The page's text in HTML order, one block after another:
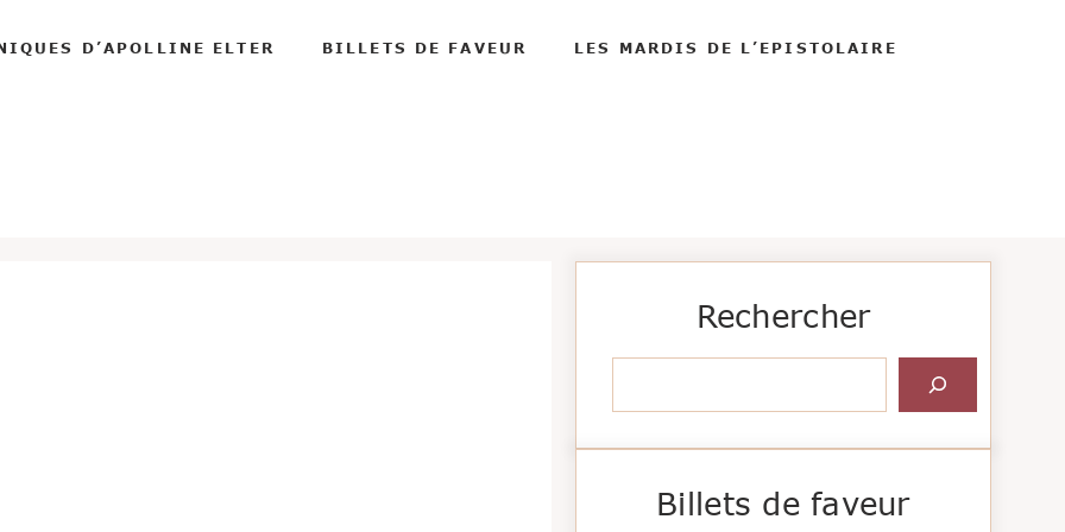
D’APOLLINE ELTER BILLETS DE FAVEUR LES MARDIS DE L’EPISTOLAIRE
Rechercher
Billets de faveur